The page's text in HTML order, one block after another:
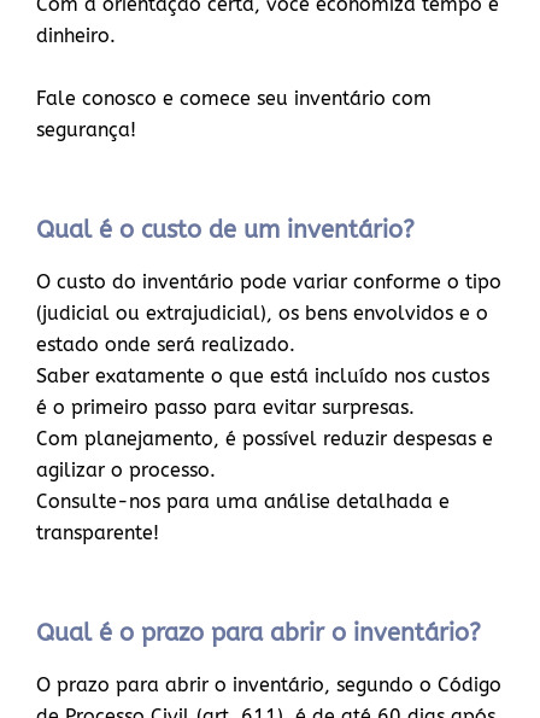
dinheiro.
Fale conosco e comece seu inventário com
segurança!
Qual é o custo de um inventário?
O custo do inventário pode variar conforme o tipo
(judicial ou extrajudicial), os bens envolvidos e o
estado onde será realizado.
Saber exatamente o que está incluído nos custos
é o primeiro passo para evitar surpresas.
Com planejamento, é possível reduzir despesas e
agilizar o processo.
Consulte-nos para uma análise detalhada e
transparente!
Qual é o prazo para abrir o inventário?
O prazo para abrir o inventário, segundo o Código